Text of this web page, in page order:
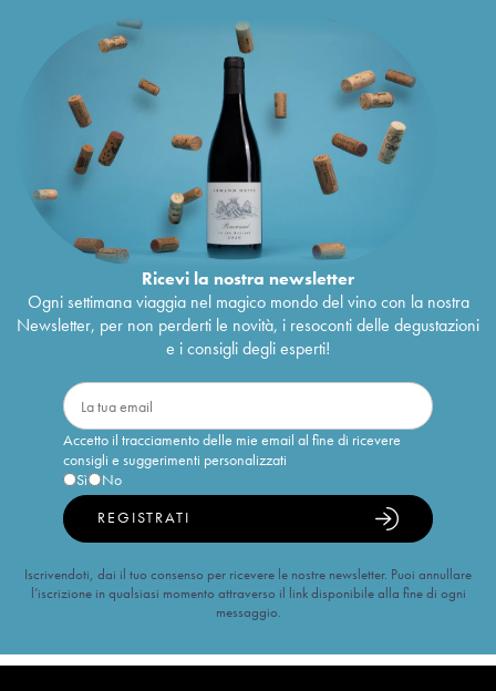
Ricevi la nostra newsletter
Ogni settimana viaggia nel magico mondo del vino con la nostra
Newsletter, per non perderti le novità, i resoconti delle degustazioni
e i consigli degli esperti!
Accetto il tracciamento delle mie email al fine di ricevere
consigli e suggerimenti personalizzati
Sì
No
REGISTRATI
Iscrivendoti, dai il tuo consenso per ricevere le nostre newsletter. Puoi annullare
l’iscrizione in qualsiasi momento attraverso il link disponibile alla fine di ogni
messaggio.